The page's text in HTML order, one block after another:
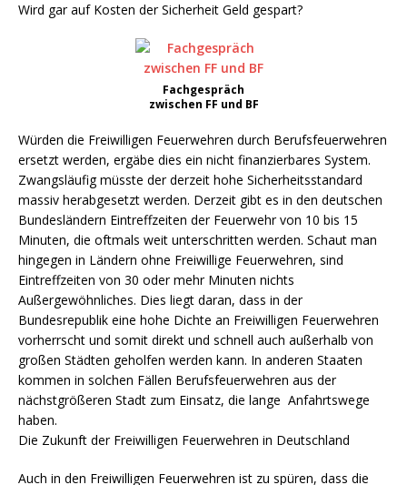
Wird gar auf Kosten der Sicherheit Geld gespart?
Fachgespräch
zwischen FF und BF
Würden die Freiwilligen Feuerwehren durch Berufsfeuerwehren
ersetzt werden, ergäbe dies ein nicht finanzierbares System.
Zwangsläufig müsste der derzeit hohe Sicherheitsstandard
massiv herabgesetzt werden. Derzeit gibt es in den deutschen
Bundesländern Eintreffzeiten der Feuerwehr von 10 bis 15
Minuten, die oftmals weit unterschritten werden. Schaut man
hingegen in Ländern ohne Freiwillige Feuerwehren, sind
Eintreffzeiten von 30 oder mehr Minuten nichts
Außergewöhnliches. Dies liegt daran, dass in der
Bundesrepublik eine hohe Dichte an Freiwilligen Feuerwehren
vorherrscht und somit direkt und schnell auch außerhalb von
großen Städten geholfen werden kann. In anderen Staaten
kommen in solchen Fällen Berufsfeuerwehren aus der
nächstgrößeren Stadt zum Einsatz, die lange Anfahrtswege
haben.
Die Zukunft der Freiwilligen Feuerwehren in Deutschland
Auch in den Freiwilligen Feuerwehren ist zu spüren, dass die